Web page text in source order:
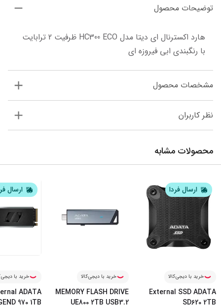
توضیحات محصول
با رنگبندی ابی فیروزه ای
مشخصات محصول
نظر کاربران
محصولات مشابه
ارسال فردا
خرید با دیجی‌کالا
External SSD ADATA
SD620 2TB
خرید با دیجی‌کالا
MEMORY FLASH DRIVE
UE800 2TB USB3.2
ارسال
خرید با
ADATA
970 1TB